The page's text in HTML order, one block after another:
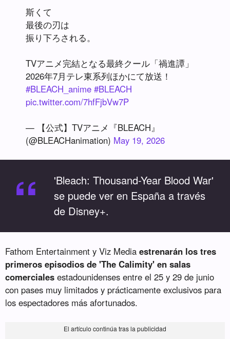
斯くて
最後の刃は
振り下ろされる。
TVアニメ完結となる最終クール「禍進譚」
2026年7月テレ東系列ほかにて放送！
#BLEACH_anime #BLEACH
pic.twitter.com/7hfFjbVw7P
— 【公式】TVアニメ『BLEACH』
(@BLEACHanimation) May 19, 2026
“
'Bleach: Thousand-Year Blood War'
se puede ver en España a través
de Disney+.
Fathom Entertainment y Viz Mediaestrenarán los tres
primeros episodios de 'The Calimity' en salas
comerciales estadounidenses entre el 25 y 29 de junio
con pases muy limitados y prácticamente exclusivos para
los espectadores más afortunados.